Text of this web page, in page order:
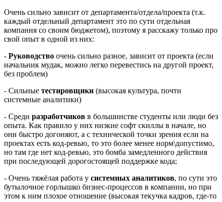
Очень сильно зависит от департамента/отдела/проекта (т.к.
каждый отдельный департамент это по сути отдельная
компания со своим бюджетом), поэтому я расскажу только про
свой опыт в одной из них:
- Руководство очень сильно разное, зависит от проекта (если
начальник мудак, можно легко перевестись на другой проект,
без проблем)
- Cильные тестировщики (высокая культура, почти
системные аналитики)
- Среди разработчиков в большинстве студенты или люди без
опыта. Как правило у них низкие софт скиллы в начале, но
они быстро догоняют, а с технической точки зрения если на
проектах есть код-ревью, то это более менее норм\допустимо,
но там где нет код-ревью, это бомба замедленного действия
при последующей дорогостоящей поддержке кода;
- Очень тяжёлая работа у системных аналитиков, по сути это
бутылочное горлышко бизнес-процессов в компании, но при
этом к ним плохое отношение (высокая текучка кадров, где-то